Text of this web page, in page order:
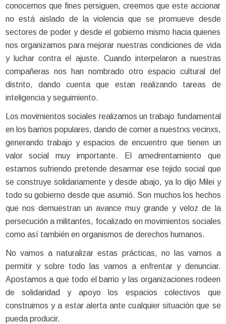
conocemos que fines persiguen, creemos que este accionar
no está aislado de la violencia que se promueve desde
sectores de poder y desde el gobierno mismo hacia quienes
nos organizamos para mejorar nuestras condiciones de vida
y luchar contra el ajuste. Cuando interpelaron a nuestras
compañeras nos han nombrado otro espacio cultural del
distrito, dando cuenta que estan realizando tareas de
inteligencia y seguimiento.
Los movimientos sociales realizamos un trabajo fundamental
en los barrios populares, dando de comer a nuestrxs vecinxs,
generando trabajo y espacios de encuentro que tienen un
valor social muy importante. El amedrentamiento que
estamos sufriendo pretende desarmar ese tejido social que
se construye solidariamente y desde abajo, ya lo dijo Milei y
todo su gobierno desde que asumió. Son muchos los hechos
que nos demuestran un avance muy grande y veloz de la
persecución a militantes, focalizado en movimientos sociales
como así también en organismos de derechos humanos.
No vamos a naturalizar estas prácticas, no las vamos a
permitir y sobre todo las vamos a enfrentar y denunciar.
Apostamos a que todo el barrio y las organizaciones rodeen
de solidaridad y apoyo los espacios colectivos que
construimos y a estar alerta ante cualquier situación que se
pueda producir.